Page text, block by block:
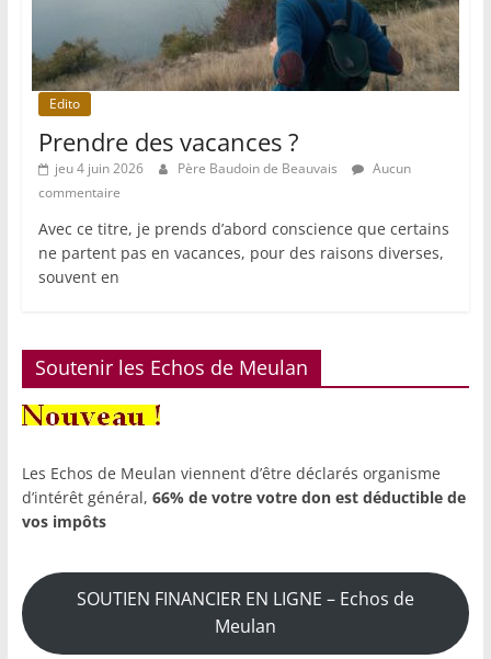
Edito
Prendre des vacances ?
jeu 4 juin 2026 Père Baudoin de Beauvais
Aucun
commentaire
Avec ce titre, je prends d’abord conscience que certains
ne partent pas en vacances, pour des raisons diverses,
souvent en
Soutenir les Echos de Meulan
Les Echos de Meulan viennent d’être déclarés organisme
d’intérêt général, 66% de votre votre don est déductible de
vos impôts
SOUTIEN FINANCIER EN LIGNE – Echos de
Meulan